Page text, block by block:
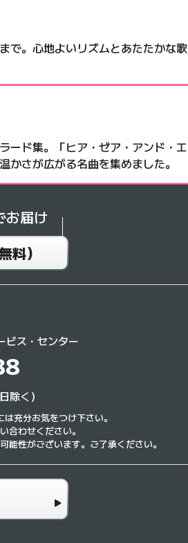
で。心地よいリズムとあたたかな歌
ード集。「ヒア・ゼア・アンド・エ
さが広がる名曲を集めました。
お届け
料）
ビス・センター
く）
充分お気をつけ下さい。
合わせください。
性がございます。ご了承ください。